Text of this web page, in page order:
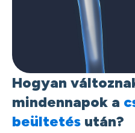
Hogyan
mindennapok a
beültetés után?